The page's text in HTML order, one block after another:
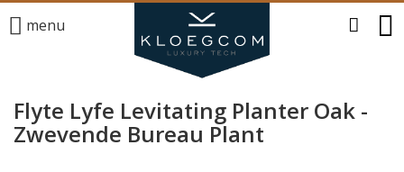
menu
Flyte Lyfe Levitating Planter Oak -
Zwevende Bureau Plant